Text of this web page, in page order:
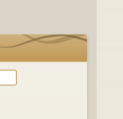
n n